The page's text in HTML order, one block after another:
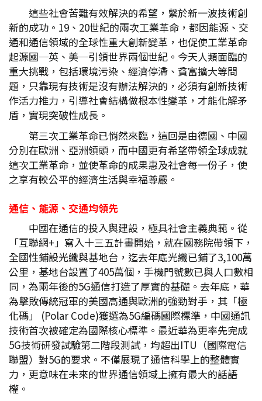
這些社會苦難有效解決的希望，繫於新一波技術創
新的成功。19、20世紀的兩次工業革命，都因能源、交
通和通信領域的全球性重大創新變革，也促使工業革命
起源國─英、美─引領世界兩個世紀。今天人類面臨的
重大挑戰，包括環境污染、經濟停滯、貧富擴大等問
題，只靠現有技術是沒有辦法解決的，必須有創新技術
作活力推力，引導社會結構做根本性變革，才能化解矛
盾，實現突破性成長。
第三次工業革命已悄然來臨，這回是由德國、中國
分別在歐洲、亞洲領頭，而中國更有希望帶領全球成就
這次工業革命，並使革命的成果惠及社會每一份子，使
之享有較公平的經濟生活與幸福尊嚴。
通信、能源、交通均領先
中國在通信的投入與建設，極具社會主義典範。從
「互聯網+」寫入十三五計畫開始，就在國務院帶領下，
全國性鋪設光纖與基地台，迄去年底光纖已鋪了3,100萬
公里，基地台設置了405萬個，手機門號數已與人口數相
同，為兩年後的5G通信打造了厚實的基礎。去年底，華
為擊敗傳統冠軍的美國高通與歐洲的強勁對手，其「極
化碼」 (Polar Code)獲選為5G編碼國際標準，中國通訊
技術首次被確定為國際核心標準。最近華為更率先完成
5G技術研發試驗第二階段測試，均超出ITU（國際電信
聯盟）對5G的要求。不僅展現了通信科學上的整體實
力，更意味在未來的世界通信領域上擁有最大的話語
權。